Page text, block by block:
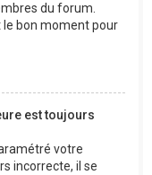
du forum.
le bon moment pour
est toujours
votre
incorrecte, il se